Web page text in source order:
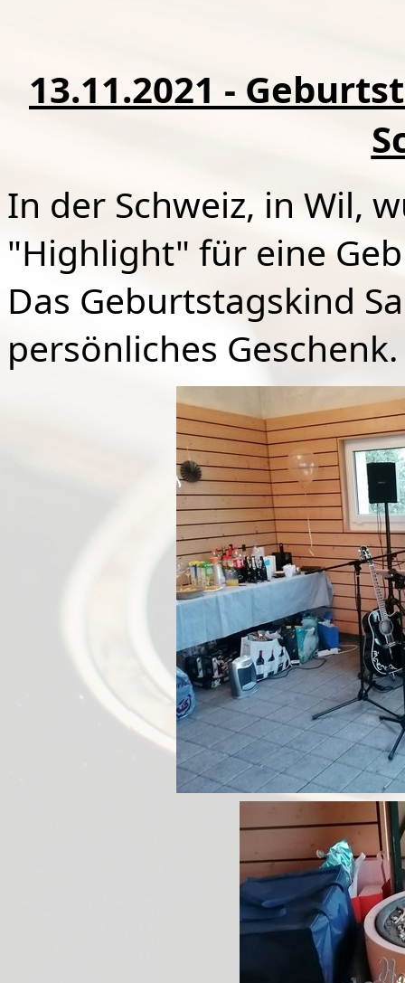
13.11.2021 -
In der Schweiz, in Wil,
"Highlight" für eine
Das Geburtstagskind
persönliches Geschenk.